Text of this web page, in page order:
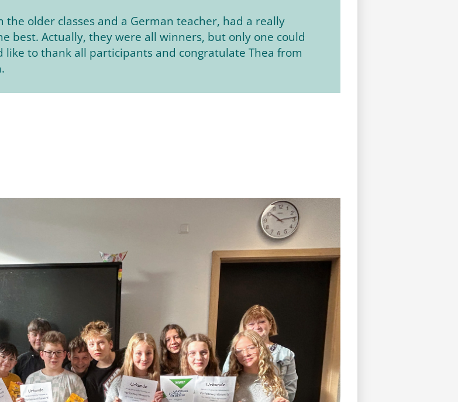
older classes and a German teacher, had a really
best. Actually, they were all winners, but only one could
like to thank all participants and congratulate Thea from